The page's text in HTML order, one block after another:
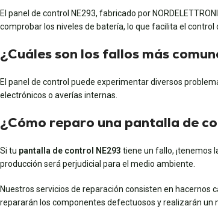
El panel de control NE293, fabricado por
comprobar los niveles de batería, lo que facilita el
¿Cuáles son los fallos más
El panel de control puede experimentar diversos
electrónicos o averías internas.
¿Cómo reparo una pantalla de
Si tu pantalla de control NE293 tiene un fallo, ¡tenemos
producción será perjudicial para el medio ambiente.
Nuestros servicios de reparación consisten en
repararán los componentes defectuosos y realizarán un